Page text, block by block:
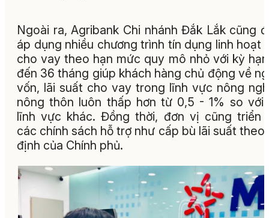
Ngoài ra, Agribank Chi nhánh Đắk Lắk cũng
áp dụng nhiều chương trình tín dụng linh hoạt
cho vay theo hạn mức quy mô nhỏ với kỳ
đến 36 tháng giúp khách hàng chủ động về
vốn, lãi suất cho vay trong lĩnh vực nông
nông thôn luôn thấp hơn từ 0,5 - 1% so với
lĩnh vực khác. Đồng thời, đơn vị cũng triển
các chính sách hỗ trợ như cấp bù lãi suất theo
định của Chính phủ.